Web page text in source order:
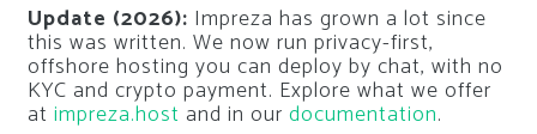
Update (2026): Impreza has grown a lot since
this was written. We now run privacy-first,
offshore hosting you can deploy by chat, with no
KYC and crypto payment. Explore what we offer
at impreza.host and in our documentation.